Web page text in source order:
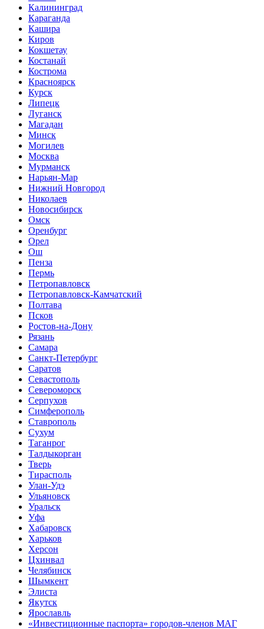
Калининград
Караганда
Кашира
Киров
Кокшетау
Костанай
Кострома
Красноярск
Курск
Липецк
Луганск
Магадан
Минск
Могилев
Москва
Мурманск
Нарьян-Мар
Нижний Новгород
Николаев
Новосибирск
Омск
Оренбург
Орел
Ош
Пенза
Пермь
Петропавловск
Петропавловск-Камчатский
Полтава
Псков
Ростов-на-Дону
Рязань
Самара
Санкт-Петербург
Саратов
Севастополь
Североморск
Серпухов
Симферополь
Ставрополь
Сухум
Таганрог
Tалдыкорган
Тверь
Тирасполь
Улан-Удэ
Ульяновск
Уральск
Уфа
Хабаровск
Харьков
Херсон
Цхинвал
Челябинск
Шымкент
Элиста
Якутск
Ярославль
«Инвестиционные паспорта» городов-членов МАГ